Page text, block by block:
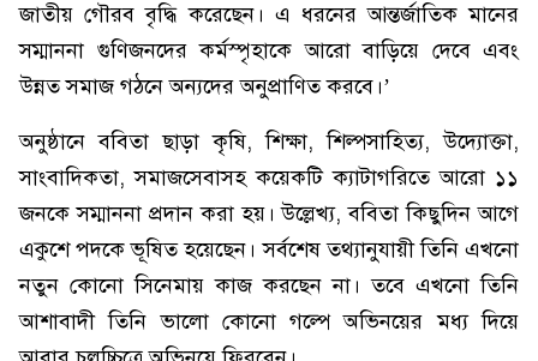
জাতীয় গৌরব বৃদ্ধি করেছেন। এ ধরনের আন্তর্জাতিক মানের
সম্মাননা গুণিজনদের কর্মস্পৃহাকে আরো বাড়িয়ে দেবে এবং
উন্নত সমাজ গঠনে অন্যদের অনুপ্রাণিত করবে।’
অনুষ্ঠানে ববিতা ছাড়া কৃষি, শিক্ষা, শিল্পসাহিত্য, উদ্যোক্তা,
সাংবাদিকতা, সমাজসেবাসহ কয়েকটি ক্যাটাগরিতে আরো ১১
জনকে সম্মাননা প্রদান করা হয়। উল্লেখ্য, ববিতা কিছুদিন আগে
একুশে পদকে ভূষিত হয়েছেন। সর্বশেষ তথ্যানুযায়ী তিনি এখনো
নতুন কোনো সিনেমায় কাজ করছেন না। তবে এখনো তিনি
আশাবাদী তিনি ভালো কোনো গল্পে অভিনয়ের মধ্য দিয়ে